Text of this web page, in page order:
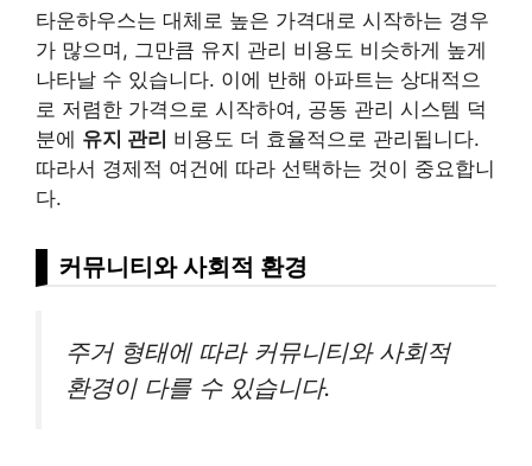
타운하우스는 대체로 높은 가격대로 시작하는 경우
가 많으며, 그만큼 유지 관리 비용도 비슷하게 높게
나타날 수 있습니다. 이에 반해 아파트는 상대적으
로 저렴한 가격으로 시작하여, 공동 관리 시스템 덕
분에 유지 관리 비용도 더 효율적으로 관리됩니다.
따라서 경제적 여건에 따라 선택하는 것이 중요합니
다.
커뮤니티와 사회적 환경
주거 형태에 따라 커뮤니티와 사회적
환경이 다를 수 있습니다.